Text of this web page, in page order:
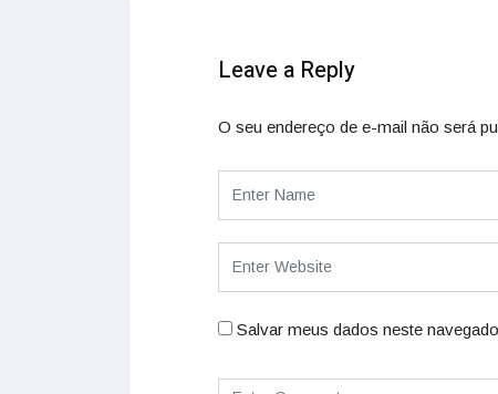
Leave a Reply
O seu endereço de e-mail não será
Salvar meus dados neste